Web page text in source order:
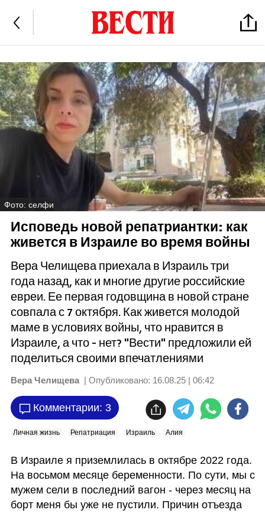
Фото: селфи
Исповедь новой репатриантки: как
живется в Израиле во время войны
Вера Челищева приехала в Израиль три
года назад, как и многие другие российские
евреи. Ее первая годовщина в новой стране
совпала с 7 октября. Как живется молодой
маме в условиях войны, что нравится в
Израиле, а что - нет? "Вести" предложили ей
поделиться своими впечатлениями
Вера Челищева | Опубликовано: 16.08.25 | 06:42
Комментарии: 3
Личная жизнь Репатриация Израиль Алия
В Израиле я приземлилась в октябре 2022 года.
На восьмом месяце беременности. По сути, мы с
мужем сели в последний вагон - через месяц на
борт меня бы уже не пустили. Причин отъезда